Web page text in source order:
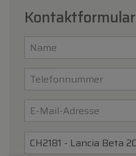
Kontaktformular